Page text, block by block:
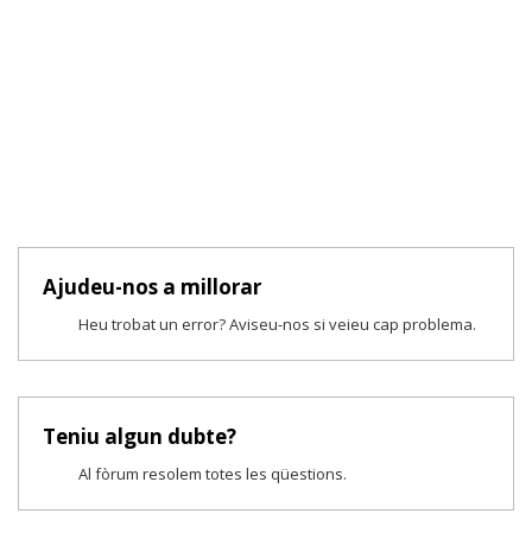
Ajudeu-nos a millorar
Heu trobat un error? Aviseu-nos si veieu cap problema.
Teniu algun dubte?
Al fòrum resolem totes les qüestions.